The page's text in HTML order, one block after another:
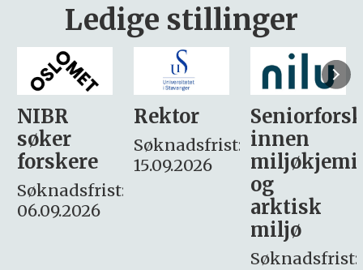
Ledige stillinger
Rektor
Søknadsfrist:
15.09.2026
Seniorforsker
innen
miljøkjemi
søker
– fast
Søknadsfrist:
16. august.